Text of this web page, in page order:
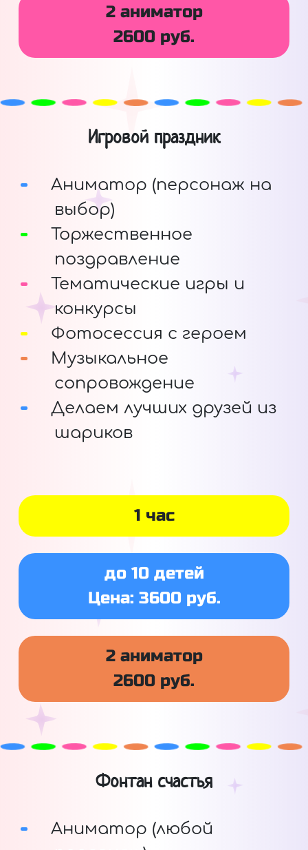
2 аниматор
2600 руб.
Игровой праздник
Аниматор (персонаж на
выбор)
Торжественное
поздравление
Тематические игры и
конкурсы
Фотосессия с героем
Музыкальное
сопровождение
Делаем лучших друзей из
шариков
1 час
до 10 детей
Цена: 3600 руб.
2 аниматор
2600 руб.
Фонтан счастья
Аниматор (любой